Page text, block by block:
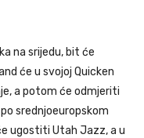
na srijedu, bit će
će u svojoj Quicken
a potom će odmjeriti
srednjoeuropskom
ugostiti Utah Jazz, a u